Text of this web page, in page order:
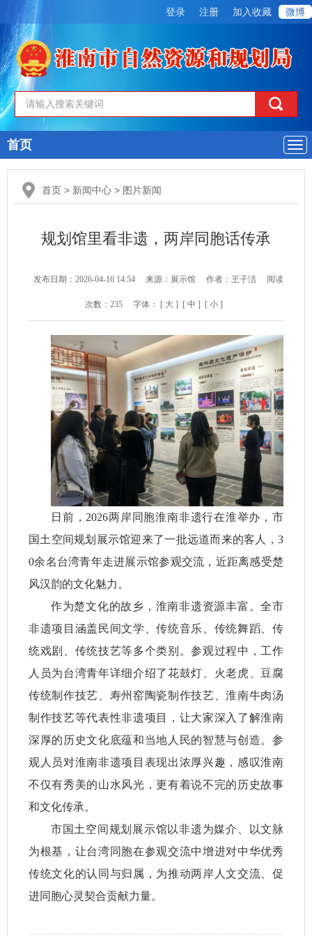
登录 注册 加入收藏 微博
导
航
首页
首页 > 新闻中心 > 图片新闻
规划馆里看非遗，两岸同胞话传承
发布日期：2026-04-16 14:54 来源：展示馆 作者：王子洁 阅读
次数： 235 字体： [ 大 ] [ 中 ] [ 小 ]
日前，2026两岸同胞淮南非遗行在淮举办，市
国土空间规划展示馆迎来了一批远道而来的客人，3
0余名台湾青年走进展示馆参观交流，近距离感受楚
风汉韵的文化魅力。
作为楚文化的故乡，淮南非遗资源丰富。全市
非遗项目涵盖民间文学、传统音乐、传统舞蹈、传
统戏剧、传统技艺等多个类别。参观过程中，工作
人员为台湾青年详细介绍了花鼓灯、火老虎、豆腐
传统制作技艺、寿州窑陶瓷制作技艺、淮南牛肉汤
制作技艺等代表性非遗项目，让大家深入了解淮南
深厚的历史文化底蕴和当地人民的智慧与创造。参
观人员对淮南非遗项目表现出浓厚兴趣，感叹淮南
不仅有秀美的山水风光，更有着说不完的历史故事
和文化传承。
市国土空间规划展示馆以非遗为媒介、以文脉
为根基，让台湾同胞在参观交流中增进对中华优秀
传统文化的认同与归属，为推动两岸人文交流、促
进同胞心灵契合贡献力量。